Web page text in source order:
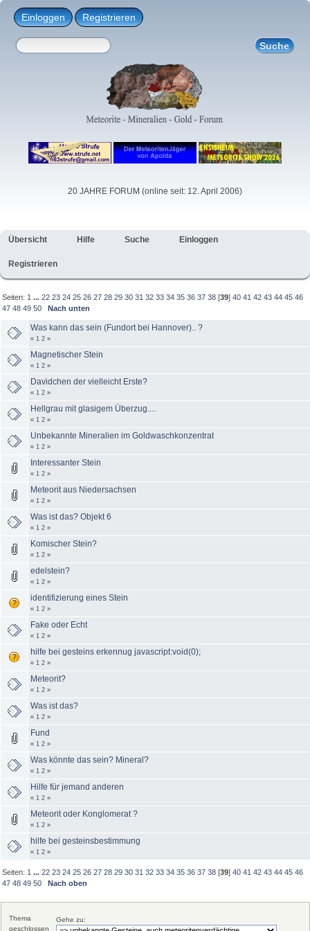
Einloggen Registrieren
20 JAHRE FORUM (online seit: 12. April 2006)
Übersicht Hilfe Suche Einloggen
Registrieren
Seiten: 1 ...22 23 24 25 26 27 28 29 30 31 32 33 34 35 36 37 38 [39]40 41 42 43 44 45 46
47 48 49 50 Nach unten
Was kann das sein (Fundort bei Hannover).. ?
« 1 2 »
Magnetischer Stein
« 1 2 »
Davidchen der vielleicht Erste?
« 1 2 »
Hellgrau mit glasigem Überzug....
« 1 2 »
Unbekannte Mineralien im Goldwaschkonzentrat
« 1 2 »
Interessanter Stein
« 1 2 »
Meteorit aus Niedersachsen
« 1 2 »
Was ist das? Objekt 6
« 1 2 »
Komischer Stein?
« 1 2 »
edelstein?
« 1 2 »
identifizierung eines Stein
« 1 2 »
Fake oder Echt
« 1 2 »
hilfe bei gesteins erkennug javascript:void(0);
« 1 2 »
Meteorit?
« 1 2 »
Was ist das?
« 1 2 »
Fund
« 1 2 »
Was könnte das sein? Mineral?
« 1 2 »
Hilfe für jemand anderen
« 1 2 »
Meteorit oder Konglomerat ?
« 1 2 »
hilfe bei gesteinsbestimmung
« 1 2 »
Seiten: 1 ...22 23 24 25 26 27 28 29 30 31 32 33 34 35 36 37 38 [39]40 41 42 43 44 45 46
47 48 49 50 Nach oben
Gehe zu:
Thema
geschlossen